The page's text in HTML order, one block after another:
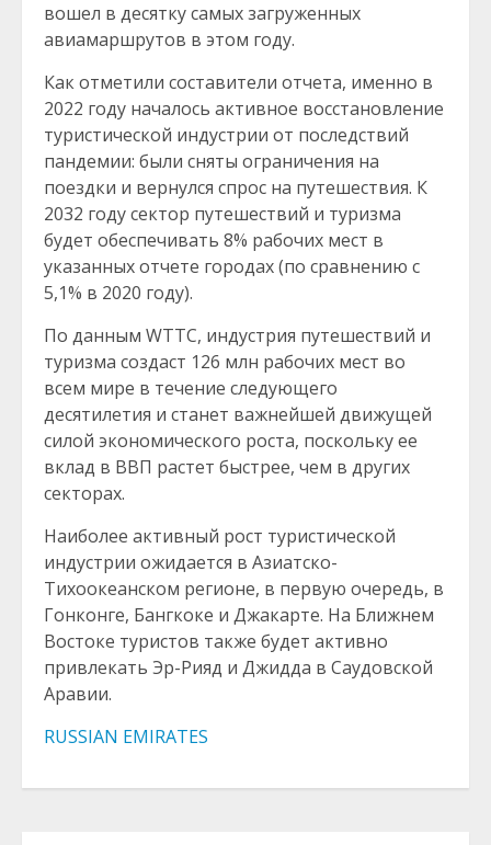
вошел в десятку самых загруженных
авиамаршрутов в этом году.
Как отметили составители отчета, именно в
2022 году началось активное восстановление
туристической индустрии от последствий
пандемии: были сняты ограничения на
поездки и вернулся спрос на путешествия. К
2032 году сектор путешествий и туризма
будет обеспечивать 8% рабочих мест в
указанных отчете городах (по сравнению с
5,1% в 2020 году).
По данным WTTC, индустрия путешествий и
туризма создаст 126 млн рабочих мест во
всем мире в течение следующего
десятилетия и станет важнейшей движущей
силой экономического роста, поскольку ее
вклад в ВВП растет быстрее, чем в других
секторах.
Наиболее активный рост туристической
индустрии ожидается в Азиатско-
Тихоокеанском регионе, в первую очередь, в
Гонконге, Бангкоке и Джакарте. На Ближнем
Востоке туристов также будет активно
привлекать Эр-Рияд и Джидда в Саудовской
Аравии.
RUSSIAN EMIRATES